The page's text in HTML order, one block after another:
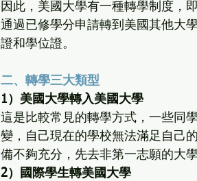
因此，美國大學有一種轉學制度，
通過已修學分申請轉到美國其他大
證和學位證。
二、轉學三大類型
1）美國大學轉入美國大學
這是比較常見的轉學方式，一些同
變，自己現在的學校無法滿足自己
備不夠充分，先去非第一志願的大
2）國際學生轉美國大學